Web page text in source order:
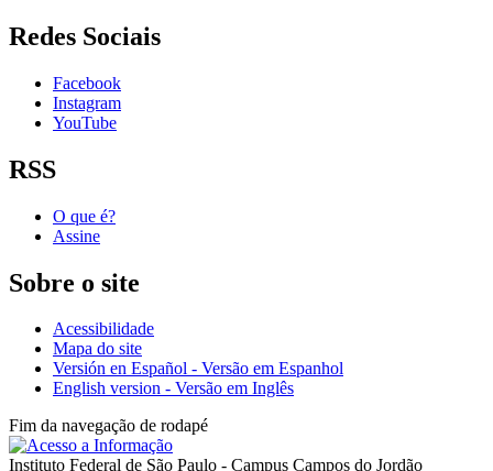
Redes Sociais
Facebook
Instagram
YouTube
RSS
O que é?
Assine
Sobre o site
Acessibilidade
Mapa do site
Versión en Español - Versão em Espanhol
English version - Versão em Inglês
Fim da navegação de rodapé
Instituto Federal de São Paulo - Campus Campos do Jordão